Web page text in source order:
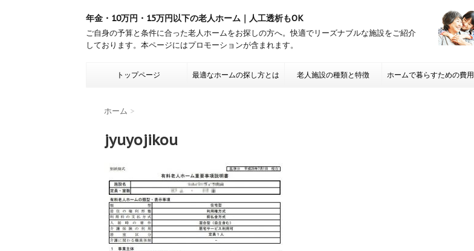
年金・10万円・15万円以下の老人ホーム｜人工透析もOK
ご自身の予算と条件に合った老人ホームをお探しの方へ。快適でリーズナブルな施設をご紹介
しております。本ページにはプロモーションが含まれます。
トップページ 最適なホームの探し方とは 老人施設の種類と特徴 ホームで暮らすための費用
ホーム >
jyuyojikou